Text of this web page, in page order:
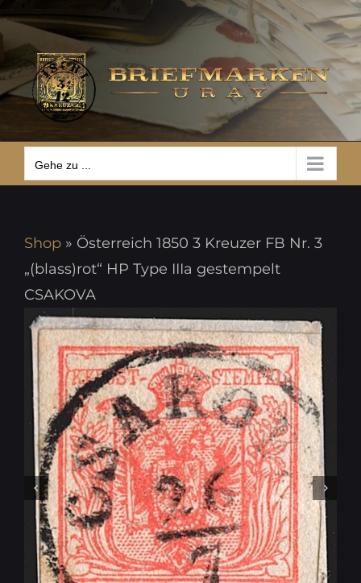
Zum
Inhalt
springen
Gehe zu ...
Gehe zu ...
Shop » Österreich 1850 3 Kreuzer FB Nr. 3
„(blass)rot“ HP Type IIIa gestempelt
CSAKOVA